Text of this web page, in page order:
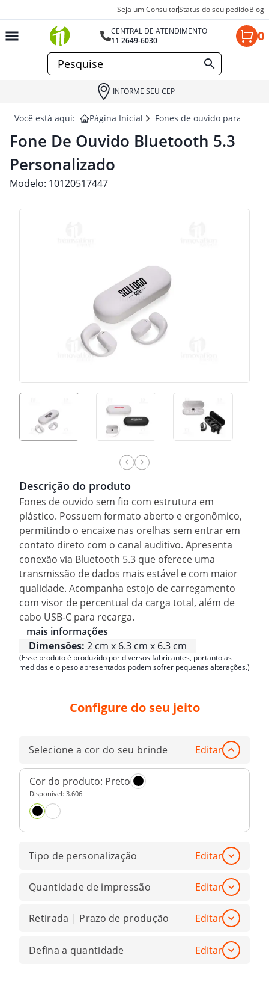
Seja um ConsultorStatus do seu pedidoBlog
CENTRAL DE ATENDIMENTO
11 2649-6030
0
INFORME SEU CEP
Você está aqui: Página Inicial Fones de ouvido para
Fone De Ouvido Bluetooth 5.3
Personalizado
Modelo: 10120517447
Descrição do produto
Fones de ouvido sem fio com estrutura em
plástico. Possuem formato aberto e ergonômico,
permitindo o encaixe nas orelhas sem entrar em
contato direto com o canal auditivo. Apresenta
conexão via Bluetooth 5.3 que oferece uma
transmissão de dados mais estável e com maior
qualidade. Acompanha estojo de carregamento
com visor de percentual da carga total, além de
cabo USB-C para recarga.
mais informações
Dimensões: 2 cm x 6.3 cm x 6.3 cm
(Esse produto é produzido por diversos fabricantes, portanto as
medidas e o peso apresentados podem sofrer pequenas alterações.)
Configure do seu jeito
Selecione a cor do seu brinde Editar
Cor do produto: Preto
Disponível: 3.606
Tipo de personalização Editar
Quantidade de impressão Editar
Retirada | Prazo de produção Editar
Defina a quantidade Editar